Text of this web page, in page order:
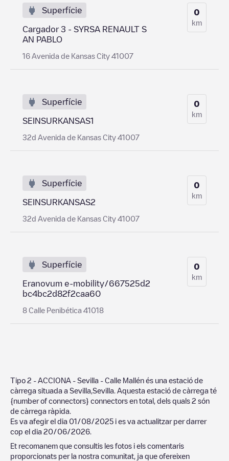
Superfície
Cargador 3 - SYRSA RENAULT S
AN PABLO
16 Avenida de Kansas City 41007
0
km
Superfície
SEINSURKANSAS1
32d Avenida de Kansas City 41007
0
km
Superfície
SEINSURKANSAS2
32d Avenida de Kansas City 41007
0
km
Superfície
Eranovum e-mobility/667525d2
bc4bc2d82f2caa60
8 Calle Penibética 41018
0
km
Tipo 2 - ACCIONA - Sevilla - Calle Mallén és una estació de
càrrega situada a Sevilla Sevilla . Aquesta estació de càrrega té
{number of connectors} connectors en total, dels quals 2 són
de càrrega ràpida.
Es va afegir el dia 01/08/2025 i es va actualitzar per darrer
cop el dia 20/06/2026
Et recomanem que consultis les fotos i els comentaris
proporcionats per la nostra comunitat, ja que ofereixen